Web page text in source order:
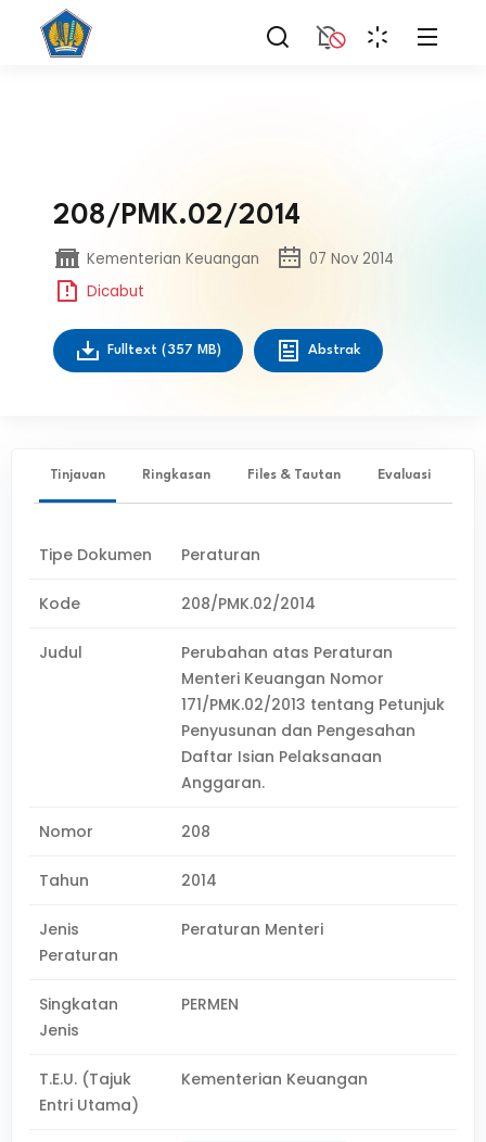
208/PMK.02/2014
Kementerian Keuangan
07 Nov 2014
Dicabut
Fulltext (357 MB) Abstrak
Tinjauan Ringkasan Files & Tautan Evaluasi
Tipe Dokumen Peraturan
Kode 208/PMK.02/2014
Judul
Perubahan atas Peraturan
Menteri Keuangan Nomor
171/PMK.02/2013 tentang Petunjuk
Penyusunan dan Pengesahan
Daftar Isian Pelaksanaan
Anggaran.
Nomor 208
Tahun 2014
Jenis
Peraturan
Peraturan Menteri
Singkatan
Jenis
PERMEN
T.E.U. (Tajuk
Entri Utama)
Kementerian Keuangan